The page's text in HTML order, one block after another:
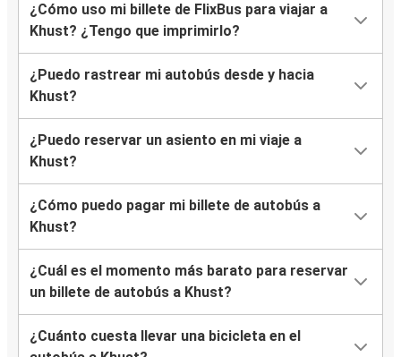
¿Cómo uso mi billete de FlixBus para viajar a
Khust? ¿Tengo que imprimirlo?
¿Puedo rastrear mi autobús desde y hacia
Khust?
¿Puedo reservar un asiento en mi viaje a
Khust?
¿Cómo puedo pagar mi billete de autobús a
Khust?
¿Cuál es el momento más barato para reservar
un billete de autobús a Khust?
¿Cuánto cuesta llevar una bicicleta en el